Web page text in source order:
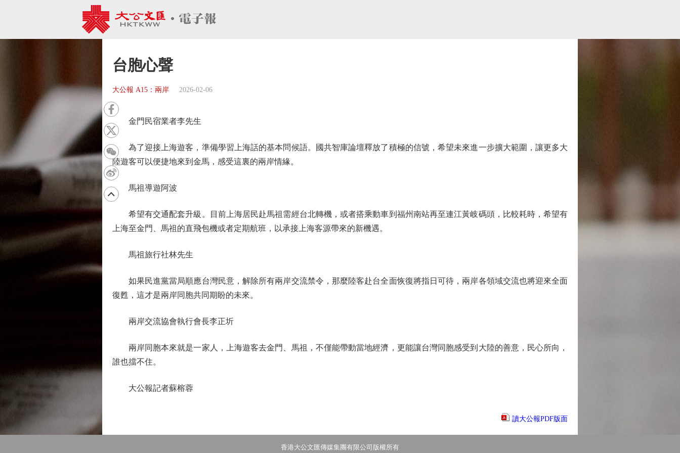
台胞心聲
大公報 A15：兩岸 2026-02-06
金門民宿業者李先生
為了迎接上海遊客，準備學習上海話的基本問候語。國共智庫論壇釋放了積極的信號，希望未來進一步擴大範圍，讓更多大
陸遊客可以便捷地來到金馬，感受這裏的兩岸情緣。
馬祖導遊阿波
希望有交通配套升級。目前上海居民赴馬祖需經台北轉機，或者搭乘動車到福州南站再至連江黃岐碼頭，比較耗時，希望有
上海至金門、馬祖的直飛包機或者定期航班，以承接上海客源帶來的新機遇。
馬祖旅行社林先生
如果民進黨當局順應台灣民意，解除所有兩岸交流禁令，那麼陸客赴台全面恢復將指日可待，兩岸各領域交流也將迎來全面
復甦，這才是兩岸同胞共同期盼的未來。
兩岸交流協會執行會長李正圻
兩岸同胞本來就是一家人，上海遊客去金門、馬祖，不僅能帶動當地經濟，更能讓台灣同胞感受到大陸的善意，民心所向，
誰也擋不住。
大公報記者蘇榕蓉
讀大公報PDF版面
香港大公文匯傳媒集團有限公司版權所有